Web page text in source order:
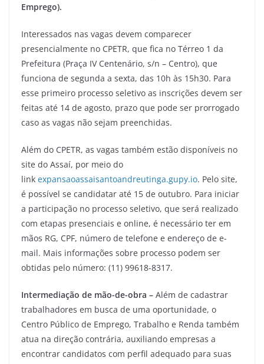
Emprego).
Interessados nas vagas devem comparecer
presencialmente no CPETR, que fica no Térreo 1 da
Prefeitura (Praça IV Centenário, s/n – Centro), que
funciona de segunda a sexta, das 10h às 15h30. Para
esse primeiro processo seletivo as inscrições devem ser
feitas até 14 de agosto, prazo que pode ser prorrogado
caso as vagas não sejam preenchidas.
Além do CPETR, as vagas também estão disponíveis no
site do Assaí, por meio do
link expansaoassaisantoandreutinga.gupy.io. Pelo site,
é possível se candidatar até 15 de outubro. Para iniciar
a participação no processo seletivo, que será realizado
com etapas presenciais e online, é necessário ter em
mãos RG, CPF, número de telefone e endereço de e-
mail. Mais informações sobre processo podem ser
obtidas pelo número: (11) 99618-8317.
Intermediação de mão-de-obra – Além de cadastrar
trabalhadores em busca de uma oportunidade, o
Centro Público de Emprego, Trabalho e Renda também
atua na direção contrária, auxiliando empresas a
encontrar candidatos com perfil adequado para suas